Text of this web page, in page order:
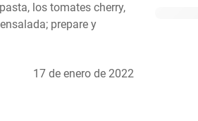
los tomates cherry,
prepare y
17 de enero de 2022